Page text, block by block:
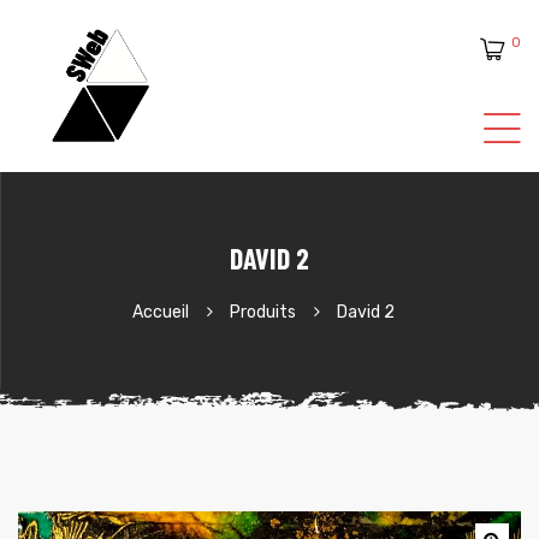
0
DAVID 2
Accueil Produits David 2